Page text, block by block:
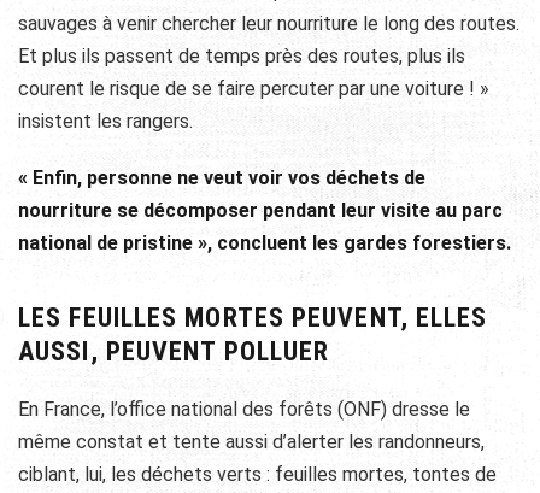
sauvages à venir chercher leur nourriture le long des routes.
Et plus ils passent de temps près des routes, plus ils
courent le risque de se faire percuter par une voiture ! »
insistent les rangers.
« Enfin, personne ne veut voir vos déchets de
nourriture se décomposer pendant leur visite au parc
national de pristine », concluent les gardes forestiers.
LES FEUILLES MORTES PEUVENT, ELLES
AUSSI, PEUVENT POLLUER
En France, l’office national des forêts (ONF) dresse le
même constat et tente aussi d’alerter les randonneurs,
ciblant, lui, les déchets verts : feuilles mortes, tontes de